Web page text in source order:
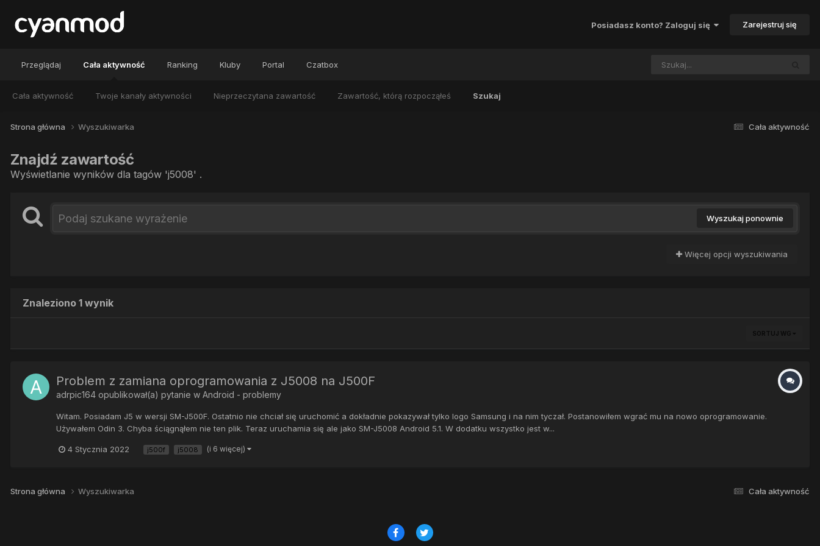
Posiadasz konto? Zaloguj się Zarejestruj się
Przeglądaj Cała aktywność
Cała aktywność Twoje kanały aktywności Nieprzeczytana zawartość Zawartość, którą rozpocząłeś Szukaj
Ranking Kluby Portal Czatbox
Cała aktywność
Strona główna Wyszukiwarka
Znajdź zawartość
Wyświetlanie wyników dla tagów 'j5008' .
Wyszukaj ponownie
Więcej opcji wyszukiwania
Znaleziono 1 wynik
SORTUJ WG
Problem z zamiana oprogramowania z J5008 na J500F
adrpic164 opublikował(a) pytanie w Android - problemy
Witam. Posiadam J5 w wersji SM-J500F. Ostatnio nie chciał się uruchomić a dokładnie pokazywał tylko logo Samsung i na nim tyczał. Postanowiłem wgrać mu na nowo oprogramowanie.
Używałem Odin 3. Chyba ściągnąłem nie ten plik. Teraz uruchamia się ale jako SM-J5008 Android 5.1. W dodatku wszystko jest w...
4 Stycznia 2022 j500f j5008 (i 6 więcej)
Cała aktywność
Strona główna Wyszukiwarka